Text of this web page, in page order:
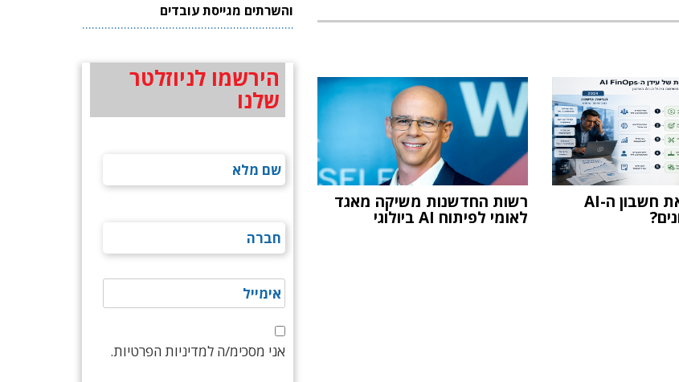
איך מנהלים את חשבון ה-AI רשות החדשנות משיקה מאגד
לאומי לפיתוח AI ביולוגי
והשרתים מגייסת עובדים
הירשמו לניוזלטר
שלנו
אני מסכימ/ה למדיניות הפרטיות.